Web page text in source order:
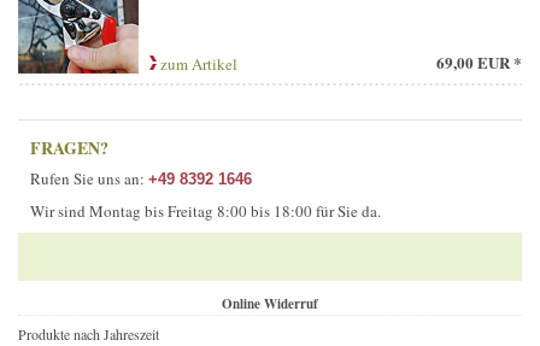
zum Artikel 69,00 EUR *
FRAGEN?
Rufen Sie uns an: +49 8392 1646
Wir sind Montag bis Freitag 8:00 bis 18:00 für Sie da.
Online Widerruf
Produkte nach Jahreszeit